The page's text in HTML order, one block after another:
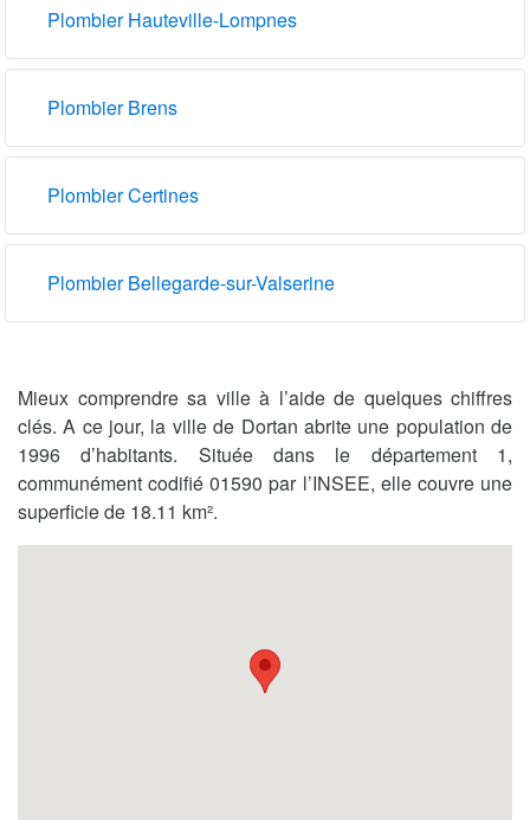
Plombier Hauteville-Lompnes
Plombier Brens
Plombier Certines
Plombier Bellegarde-sur-Valserine
Mieux comprendre sa ville à l’aide de quelques chiffres
clés. A ce jour, la ville de Dortan abrite une population de
1996 d’habitants. Située dans le département 1,
communément codifié 01590 par l’INSEE, elle couvre une
superficie de 18.11 km².